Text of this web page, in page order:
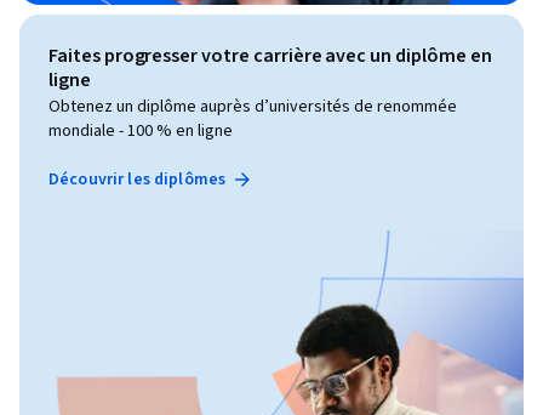
Faites progresser votre carrière avec un diplôme en
ligne
Obtenez un diplôme auprès d’universités de renommée
mondiale - 100 % en ligne
Découvrir les diplômes